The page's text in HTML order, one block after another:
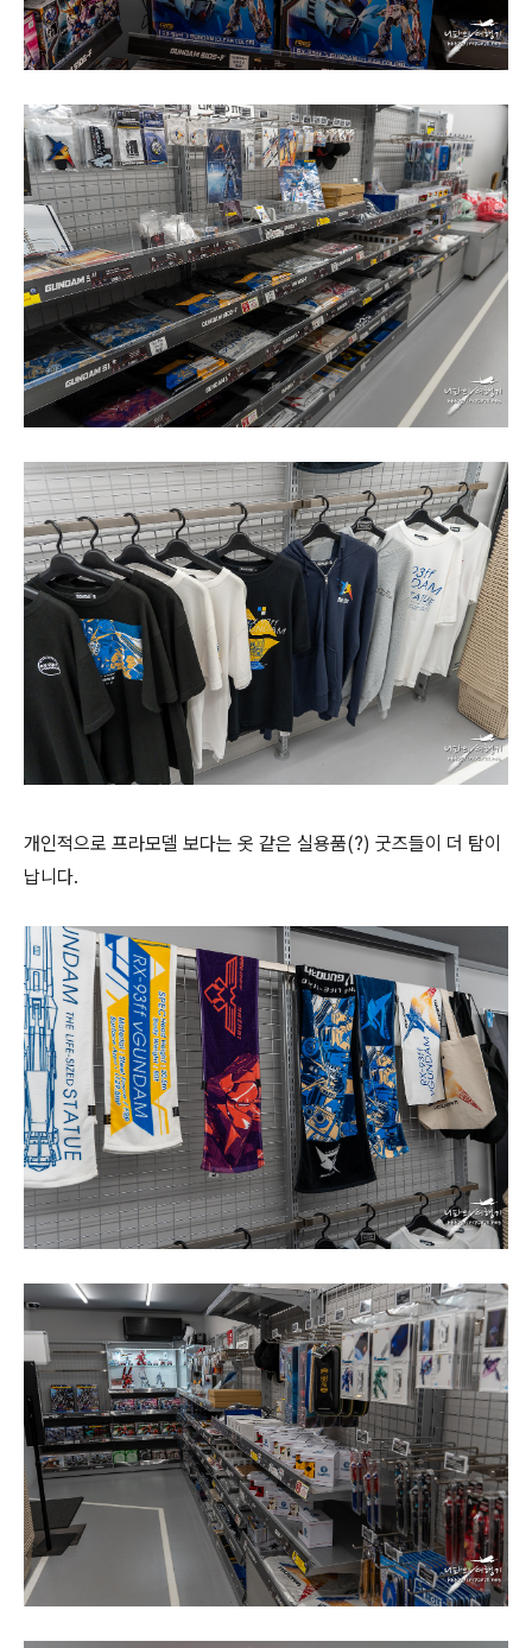
개인적으로 프라모델 보다는 옷 같은 실용품(?) 굿즈들이 더 탐이
납니다.